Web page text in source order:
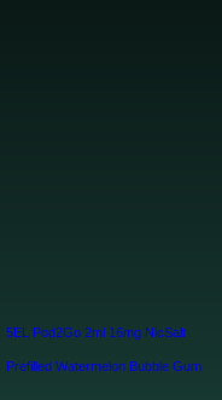
5EL Pod2Go 2ml 16mg NicSalt
Prefilled Watermelon Bubble Gum